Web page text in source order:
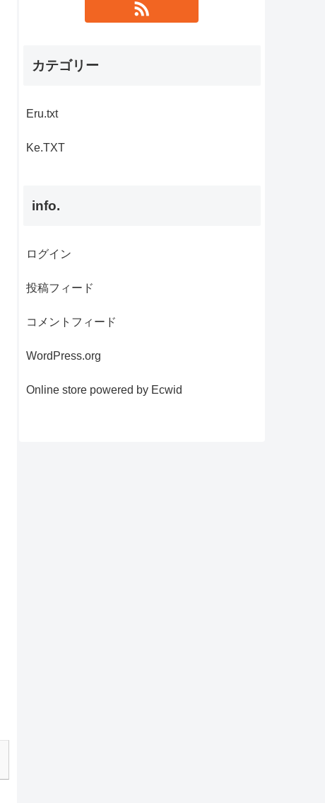
カテゴリー
Eru.txt
Ke.TXT
info.
ログイン
投稿フィード
コメントフィード
WordPress.org
Online store powered by Ecwid